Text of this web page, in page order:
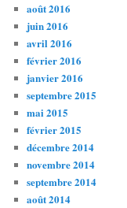
août 2016
juin 2016
avril 2016
février 2016
janvier 2016
septembre 2015
mai 2015
février 2015
décembre 2014
novembre 2014
septembre 2014
août 2014